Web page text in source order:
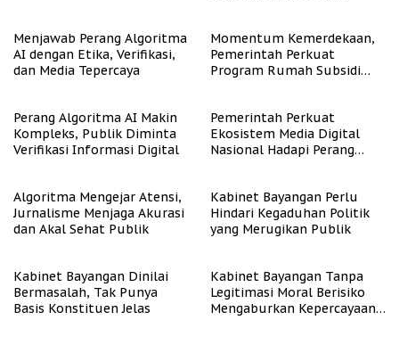
Menjawab Perang Algoritma
AI dengan Etika, Verifikasi,
dan Media Tepercaya
Momentum Kemerdekaan,
Pemerintah Perkuat
Program Rumah Subsidi
Perang Algoritma AI Makin
Kompleks, Publik Diminta
Verifikasi Informasi Digital
Pemerintah Perkuat
Ekosistem Media Digital
Nasional Hadapi Perang
Algoritma Mengejar Atensi,
Jurnalisme Menjaga Akurasi
dan Akal Sehat Publik
Kabinet Bayangan Perlu
Hindari Kegaduhan Politik
yang Merugikan Publik
Kabinet Bayangan Dinilai
Bermasalah, Tak Punya
Basis Konstituen Jelas
Kabinet Bayangan Tanpa
Legitimasi Moral Berisiko
Mengaburkan Kepercayaan